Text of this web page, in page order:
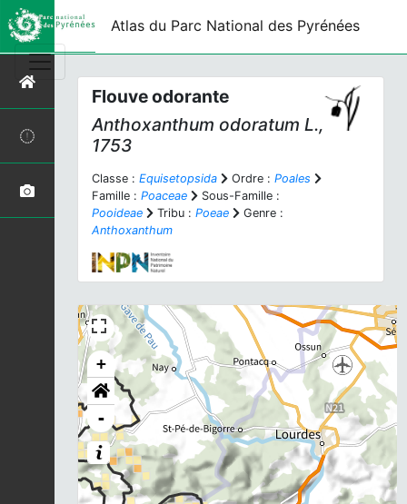
Atlas du Parc National des Pyrénées
Flouve odorante
Anthoxanthum odoratum L.,
1753
Classe : Equisetopsida Ordre : Poales
Famille : Poaceae
Sous-Famille :
Pooideae
Tribu : Poeae
Genre :
Anthoxanthum
+
-